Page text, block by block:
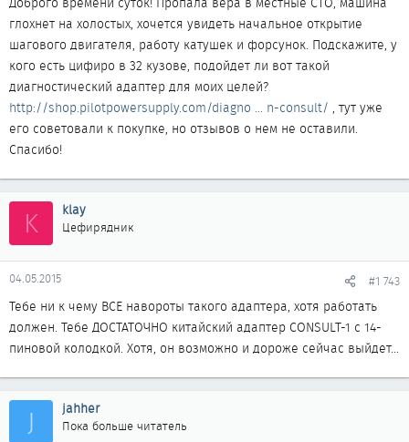
глохнет на холостых, хочется увидеть начальное открытие
шагового двигателя, работу катушек и форсунок. Подскажите, у
кого есть цифиро в 32 кузове, подойдет ли вот такой
диагностический адаптер для моих целей?
http://shop.pilotpowersupply.com/diagno ... n-consult/ , тут уже
его советовали к покупке, но отзывов о нем не оставили.
Спасибо!
K klay
Цефирядник
04.05.2015 #1 743
Тебе ни к чему ВСЕ навороты такого адаптера, хотя работать
должен. Тебе ДОСТАТОЧНО китайский адаптер CONSULT-1 с 14-
пиновой колодкой. Хотя, он возможно и дороже сейчас выйдет...
J jahher
Пока больше читатель